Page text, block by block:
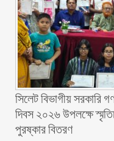
সিলেট বিভাগীয়
দিবস ২০২৬ উপলক্ষে
পুরষ্কার বিতরণ ‎ ‎